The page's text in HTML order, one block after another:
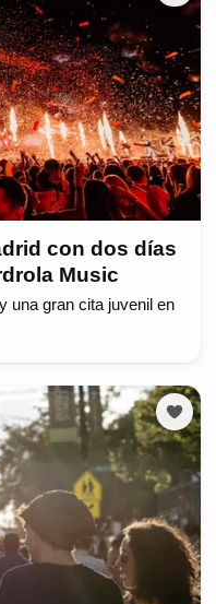
con dos días
Music
una gran cita juvenil en